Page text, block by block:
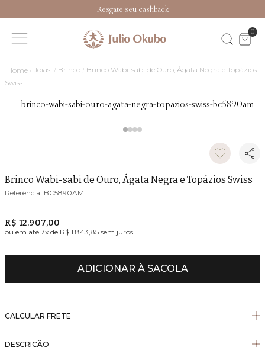
Resgate seu cashback
0
Joias Brinco
Brinco Wabi-sabi de Ouro, Ágata Negra e Topázios
Swiss
Brinco Wabi-sabi de Ouro, Ágata Negra e Topázios Swiss
BC5890AM
R$ 12.907,00
ou em até 7x de R$ 1.843,85 sem juros
ADICIONAR À SACOLA
CALCULAR FRETE
DESCRIÇÃO